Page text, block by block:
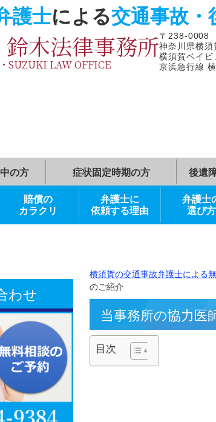
弁護士による交通事
鈴木法律事務所
・SUZUKI LAW OFFICE
〒
神
横
京
療中の方 症状固定時期の方
弁護士に
横須賀の交通事故弁
のご紹介
当事務所の
合わせ